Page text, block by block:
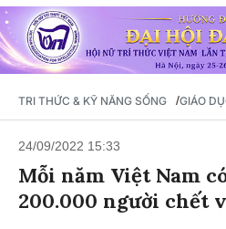
TRI THỨC & KỸ NĂNG SỐNG /GIÁO
24/09/2022 15:33
Mỗi năm Việt Nam
200.000 người chết